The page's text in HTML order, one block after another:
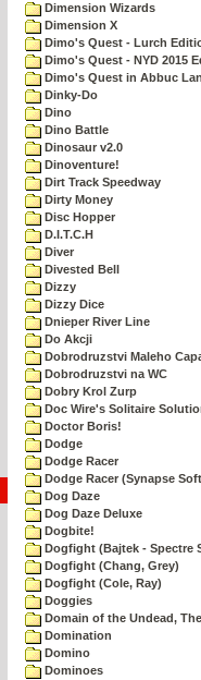
Dimension Wizards
Dimension X
Dimo's Quest - Lurch
Dimo's Quest - NYD 2015
Dimo's Quest in Abbuc
Dinky-Do
Dino
Dino Battle
Dinosaur v2.0
Dinoventure!
Dirt Track Speedway
Dirty Money
Disc Hopper
D.I.T.C.H
Diver
Divested Bell
Dizzy
Dizzy Dice
Dnieper River Line
Do Akcji
Dobrodruzstvi Maleho
Dobrodruzstvi na WC
Dobry Krol Zurp
Doc Wire's Solitaire
Doctor Boris!
Dodge
Dodge Racer
Dodge Racer (Synapse
Dog Daze
Dog Daze Deluxe
Dogbite!
Dogfight (Bajtek - Spectre
Dogfight (Chang, Grey)
Dogfight (Cole, Ray)
Doggies
Domain of the Undead, The
Domination
Domino
Dominoes